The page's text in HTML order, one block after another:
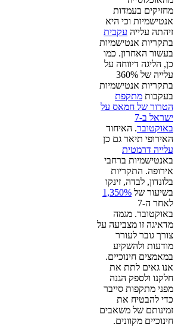
מחזיקים בעמדות
אנטישמיות וכי היא
זיהתה עלייה עקבית
בתקריות אנטישמיות
בעשור האחרון. כמו
כן, הליגה דיווחה על
עלייה של 360%
בתקריות אנטישמיות
בעקבות מתקפת
הטרור של חמאס על
ישראל ב-7
באוקטובר. האיחוד
האירופי תיאר גם כן
עלייה דרמטית
באנטישמיות ברחבי
אירופה. התקריות
בלונדון, לבדה, זינקו
בשיעור של 1,350%
לאחר ה-7
באוקטובר. מגמה
מדאיגה זו מצביעה על
צורך גובר לעורר
מודעות ולהשקיע
במאמצים חינוכיים.
אנו גאים לתת את
חלקנו ולספק הגנה
מפני מתקפות סייבר
כדי להבטיח את
זמינותם של משאבים
חינוכיים מקוונים.